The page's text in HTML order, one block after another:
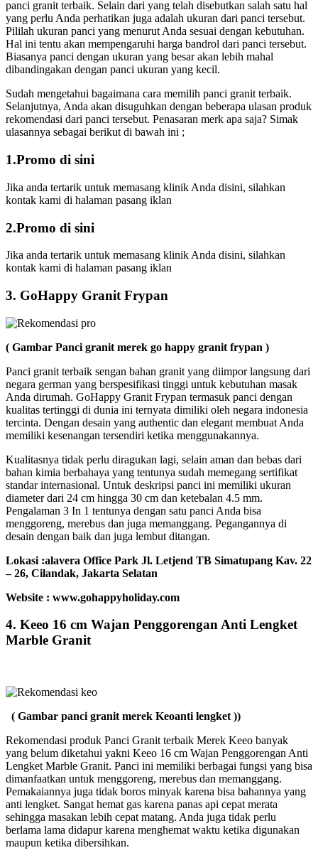
panci granit terbaik. Selain dari yang telah disebutkan salah satu hal
yang perlu Anda perhatikan juga adalah ukuran dari panci tersebut.
Pililah ukuran panci yang menurut Anda sesuai dengan kebutuhan.
Hal ini tentu akan mempengaruhi harga bandrol dari panci tersebut.
Biasanya panci dengan ukuran yang besar akan lebih mahal
dibandingakan dengan panci ukuran yang kecil.
Sudah mengetahui bagaimana cara memilih panci granit terbaik.
Selanjutnya, Anda akan disuguhkan dengan beberapa ulasan produk
rekomendasi dari panci tersebut. Penasaran merk apa saja? Simak
ulasannya sebagai berikut di bawah ini ;
1.Promo di sini
Jika anda tertarik untuk memasang klinik Anda disini, silahkan
kontak kami di halaman pasang iklan
2.Promo di sini
Jika anda tertarik untuk memasang klinik Anda disini, silahkan
kontak kami di halaman pasang iklan
3. GoHappy Granit Frypan
( Gambar Panci granit merek go happy granit frypan )
Panci granit terbaik sengan bahan granit yang diimpor langsung dari
negara german yang berspesifikasi tinggi untuk kebutuhan masak
Anda dirumah. GoHappy Granit Frypan termasuk panci dengan
kualitas tertinggi di dunia ini ternyata dimiliki oleh negara indonesia
tercinta. Dengan desain yang authentic dan elegant membuat Anda
memiliki kesenangan tersendiri ketika menggunakannya.
Kualitasnya tidak perlu diragukan lagi, selain aman dan bebas dari
bahan kimia berbahaya yang tentunya sudah memegang sertifikat
standar internasional. Untuk deskripsi panci ini memiliki ukuran
diameter dari 24 cm hingga 30 cm dan ketebalan 4.5 mm.
Pengalaman 3 In 1 tentunya dengan satu panci Anda bisa
menggoreng, merebus dan juga memanggang. Pegangannya di
desain dengan baik dan juga lembut ditangan.
Lokasi :alavera Office Park Jl. Letjend TB Simatupang Kav. 22
– 26, Cilandak, Jakarta Selatan
Website : www.gohappyholiday.com
4. Keeo 16 cm Wajan Penggorengan Anti Lengket
Marble Granit
( Gambar panci granit merek Keoanti lengket ))
Rekomendasi produk Panci Granit terbaik Merek Keeo banyak
yang belum diketahui yakni Keeo 16 cm Wajan Penggorengan Anti
Lengket Marble Granit. Panci ini memiliki berbagai fungsi yang bisa
dimanfaatkan untuk menggoreng, merebus dan memanggang.
Pemakaiannya juga tidak boros minyak karena bisa bahannya yang
anti lengket. Sangat hemat gas karena panas api cepat merata
sehingga masakan lebih cepat matang. Anda juga tidak perlu
berlama lama didapur karena menghemat waktu ketika digunakan
maupun ketika dibersihkan.